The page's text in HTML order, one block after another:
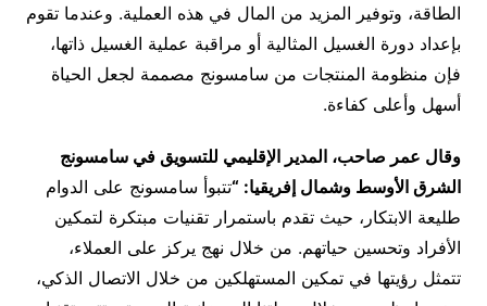
الطاقة، وتوفير المزيد من المال في هذه العملية. وعندما تقوم
بإعداد دورة الغسيل المثالية أو مراقبة عملية الغسيل ذاتها،
فإن منظومة المنتجات من سامسونج مصممة لجعل الحياة
أسهل وأعلى كفاءة.
وقال عمر صاحب، المدير الإقليمي للتسويق في سامسونج
الشرق الأوسط وشمال إفريقيا: “تتبوأ سامسونج على الدوام
طليعة الابتكار، حيث تقدم باستمرار تقنيات مبتكرة لتمكين
الأفراد وتحسين حياتهم. من خلال نهج يركز على العملاء،
تتمثل رؤيتها في تمكين المستهلكين من خلال الاتصال الذكي،